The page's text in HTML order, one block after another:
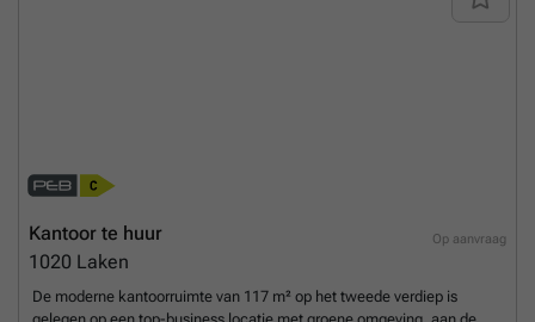
Op aanvraag
Kantoor te huur
1020 Laken
De moderne kantoorruimte van 117 m² op het tweede verdiep is